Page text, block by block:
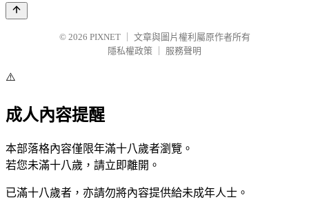
© 2026 PIXNET
文章與圖片權利屬原作者所有
隱私權政策
服務聲明
⚠️
成人內容提醒
本部落格內容僅限年滿十八歲者瀏覽。
若您未滿十八歲，請立即離開。
已滿十八歲者，亦請勿將內容提供給未成年人士。